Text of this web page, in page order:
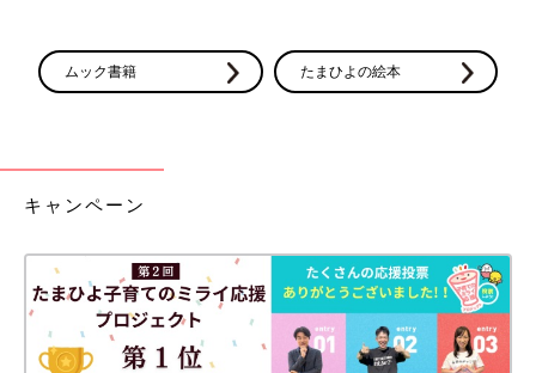
※記事内容でご紹介している投稿、リンク先は、削除される場合
ムック書籍 たまひよの絵本
キャンペーン